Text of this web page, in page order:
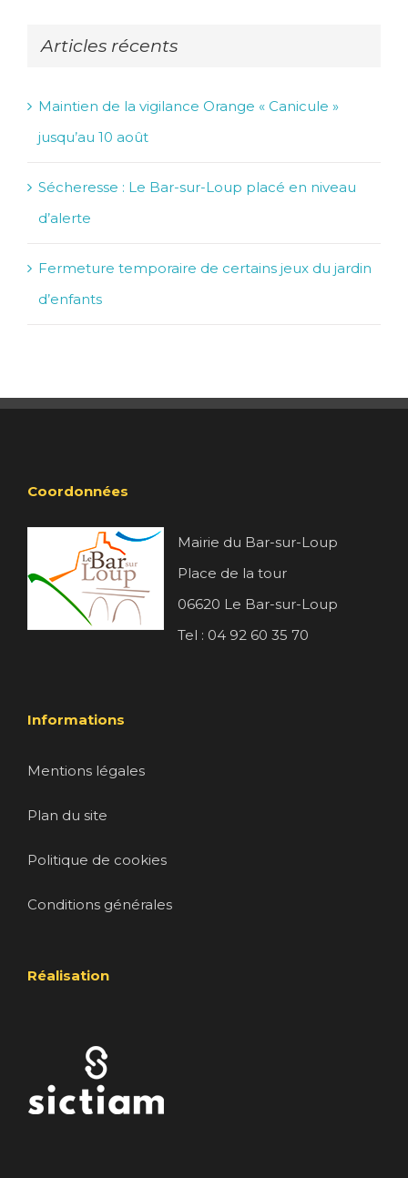
Articles récents
Maintien de la vigilance Orange « Canicule »
jusqu’au 10 août
Sécheresse : Le Bar-sur-Loup placé en niveau
d’alerte
Fermeture temporaire de certains jeux du jardin
d’enfants
Coordonnées
Mairie du Bar-sur-Loup
Place de la tour
06620 Le Bar-sur-Loup
Tel : 04 92 60 35 70
Informations
Mentions légales
Plan du site
Politique de cookies
Conditions générales
Réalisation